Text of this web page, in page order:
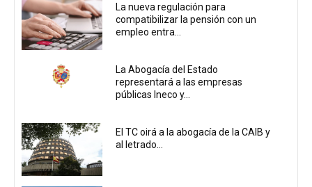
La nueva regulación para
compatibilizar la pensión con un
empleo entra...
La Abogacía del Estado
representará a las empresas
públicas Ineco y...
El TC oirá a la abogacía de la CAIB y
al letrado...